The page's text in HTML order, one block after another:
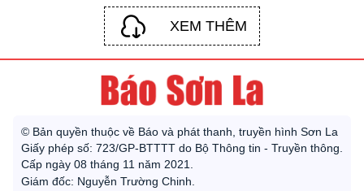
XEM THÊM
© Bản quyền thuộc về Báo và phát thanh, truyền hình Sơn La
Giấy phép số: 723/GP-BTTTT do Bộ Thông tin - Truyền thông.
Cấp ngày 08 tháng 11 năm 2021.
Giám đốc: Nguyễn Trường Chinh.